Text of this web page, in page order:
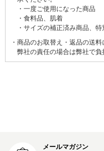
一度ご使用になった商品
食料品、肌着
サイズの補正済み商品、特
商品のお取替え・返品の送料
弊社の責任の場合は弊社で負
メールマガジン